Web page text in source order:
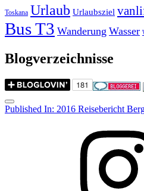
Toskana Urlaub Urlaubsziel
Bus T3 Wanderung Wasser
Blogverzeichnisse
Menu
Post
Published In: 2016 Reisebericht